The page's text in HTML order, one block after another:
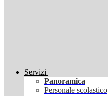
Servizi
Panoramica
Personale scolastico